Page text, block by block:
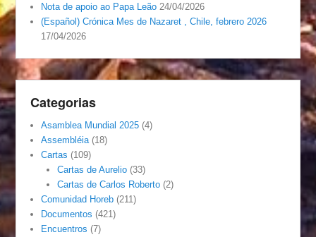
Nota de apoio ao Papa Leão 24/04/2026
(Español) Crónica Mes de Nazaret , Chile, febrero 2026
17/04/2026
Categorias
Asamblea Mundial 2025 (4)
Assembléia (18)
Cartas (109)
Cartas de Aurelio(33)
Cartas de Carlos Roberto(2)
Comunidad Horeb (211)
Documentos (421)
Encuentros (7)